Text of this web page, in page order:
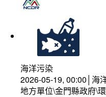
海洋污染
2026-05-19, 00:00│海
地方單位\金門縣政府\